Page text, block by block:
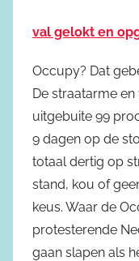
val gelokt en
Occupy? Dat
De straatarme
uitgebuite 99
9 dagen op de
totaal dertig op
stand, kou of
keus. Waar de
protesterende
gaan slapen als